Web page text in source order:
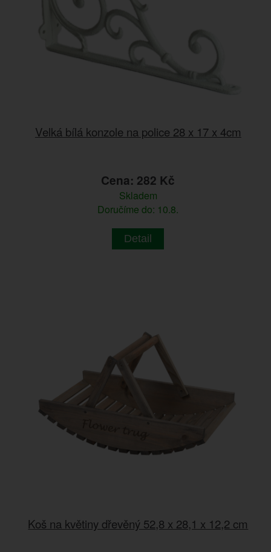
Velká bílá konzole na police 28 x 17 x 4cm
Cena: 282 Kč
Skladem
Doručíme do: 10.8.
Detail
Koš na květiny dřevěný 52,8 x 28,1 x 12,2 cm